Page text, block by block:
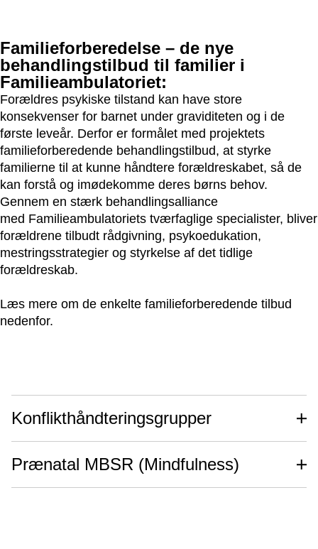
Familieforberedelse – de nye
behandlingstilbud til familier i
Familieambulatoriet:
Forældres psykiske tilstand kan have store
konsekvenser for barnet under graviditeten og i de
første leveår. Derfor er formålet med projektets
familieforberedende behandlingstilbud, at styrke
familierne til at kunne håndtere forældreskabet, så de
kan forstå og imødekomme deres børns behov.
Gennem en stærk behandlingsalliance
med Familieambulatoriets tværfaglige specialister, bliver
forældrene tilbudt rådgivning, psykoedukation,
mestringsstrategier og styrkelse af det tidlige
forældreskab.
Læs mere om de enkelte familieforberedende tilbud
nedenfor.
Konflikthåndteringsgrupper
Prænatal MBSR (Mindfulness)